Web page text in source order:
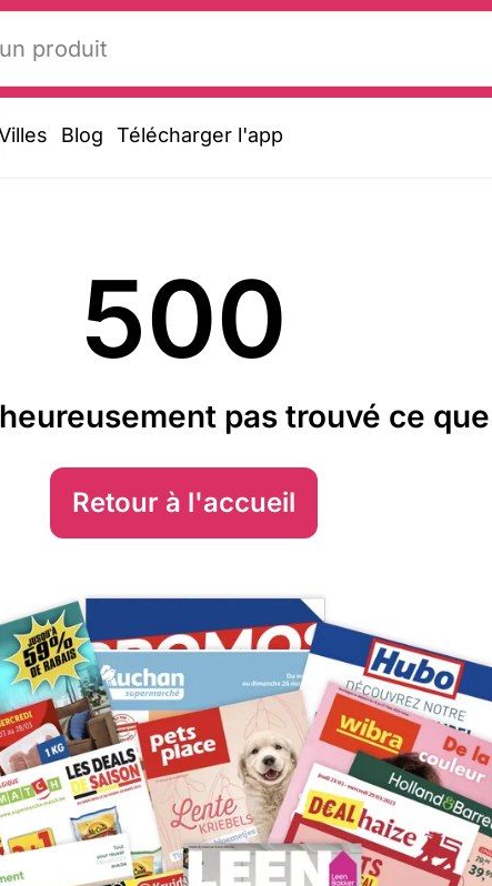
Blog Télécharger l'app
500
pas trouvé ce
Retour à l'accueil